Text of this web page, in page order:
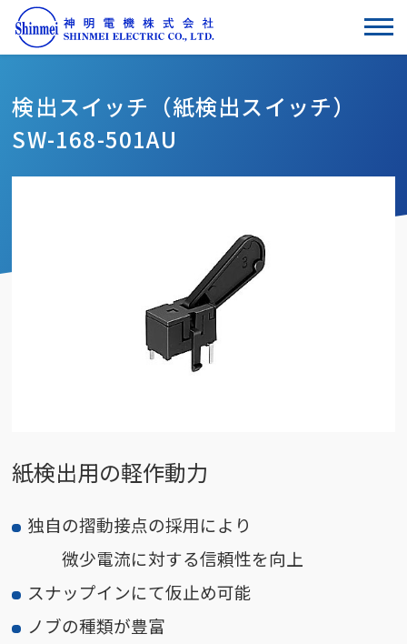
検出スイッチ（紙検出スイッチ）
SW-168-501AU
紙検出用の軽作動力
独自の摺動接点の採用により
微少電流に対する信頼性を向上
スナップインにて仮止め可能
ノブの種類が豊富